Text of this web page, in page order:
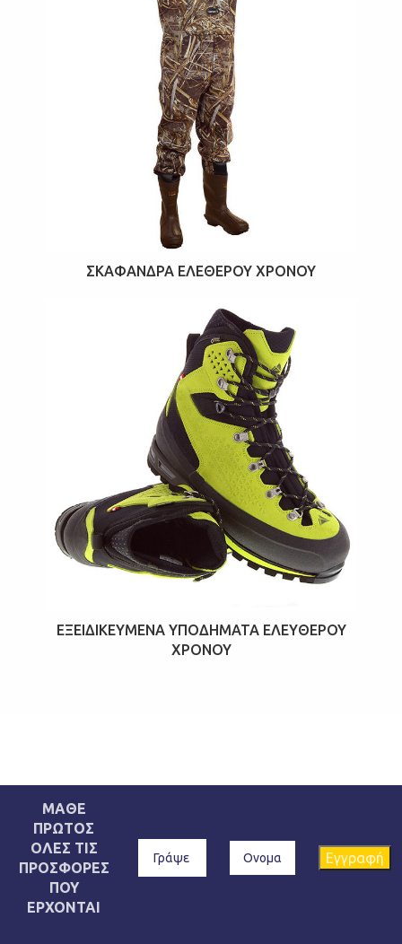
ΣΚΆΦΑΝΔΡΑ ΕΛΈΘΕΡΟΥ ΧΡΌΝΟΥ
ΕΞΕΙΔΙΚΕΥΜΈΝΑ ΥΠΟΔΉΜΑΤΑ ΕΛΕΎΘΕΡΟΥ
ΧΡΌΝΟΥ
ΜΑΘΕ
ΠΡΩΤΟΣ
ΟΛΕΣ ΤΙΣ
ΠΡΟΣΦΟΡΕΣ
ΠΟΥ
ΕΡΧΟΝΤΑΙ